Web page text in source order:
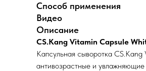
Способ применения
Видео
Описание
CS.Kang Vitamin Capsule
Капсульная сыворотка
антивозрастные и увлажняющие